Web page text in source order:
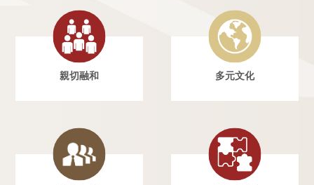
親切融和 多元文化